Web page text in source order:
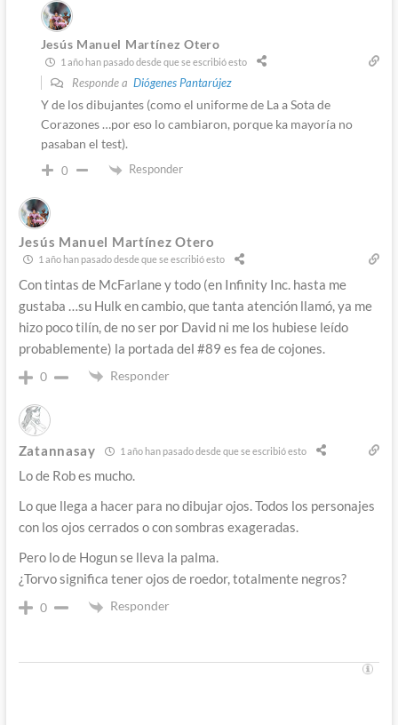
Jesús Manuel Martínez Otero
1 año han pasado desde que se escribió esto
Responde a Diógenes Pantarújez
Y de los dibujantes (como el uniforme de La a Sota de
Corazones …por eso lo cambiaron, porque ka mayoría no
pasaban el test).
0 Responder
Jesús Manuel Martínez Otero
1 año han pasado desde que se escribió esto
Con tintas de McFarlane y todo (en Infinity Inc. hasta me
gustaba …su Hulk en cambio, que tanta atención llamó, ya me
hizo poco tilín, de no ser por David ni me los hubiese leído
probablemente) la portada del #89 es fea de cojones.
0 Responder
Zatannasay 1 año han pasado desde que se escribió esto
Lo de Rob es mucho.
Lo que llega a hacer para no dibujar ojos. Todos los personajes
con los ojos cerrados o con sombras exageradas.
Pero lo de Hogun se lleva la palma.
¿Torvo significa tener ojos de roedor, totalmente negros?
0 Responder